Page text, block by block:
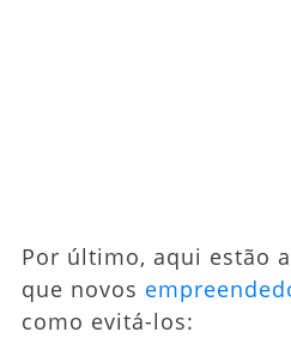
Por último, aqui estão
que novos
como evitá-los: